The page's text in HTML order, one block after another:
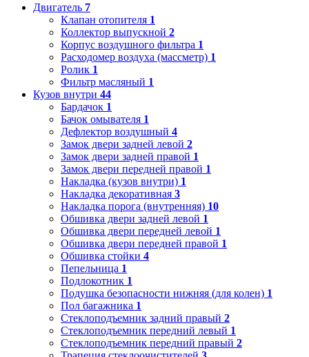
Двигатель 7
Клапан отопителя 1
Коллектор выпускной 2
Корпус воздушного фильтра 1
Расходомер воздуха (массметр) 1
Ролик 1
Фильтр масляный 1
Кузов внутри 44
Бардачок 1
Бачок омывателя 1
Дефлектор воздушный 4
Замок двери задней левой 2
Замок двери задней правой 1
Замок двери передней правой 1
Накладка (кузов внутри) 1
Накладка декоративная 3
Накладка порога (внутренняя) 10
Обшивка двери задней левой 1
Обшивка двери передней левой 1
Обшивка двери передней правой 1
Обшивка стойки 4
Пепельница 1
Подлокотник 1
Подушка безопасности нижняя (для колен) 1
Пол багажника 1
Стеклоподъемник задний правый 2
Стеклоподъемник передний левый 1
Стеклоподъемник передний правый 2